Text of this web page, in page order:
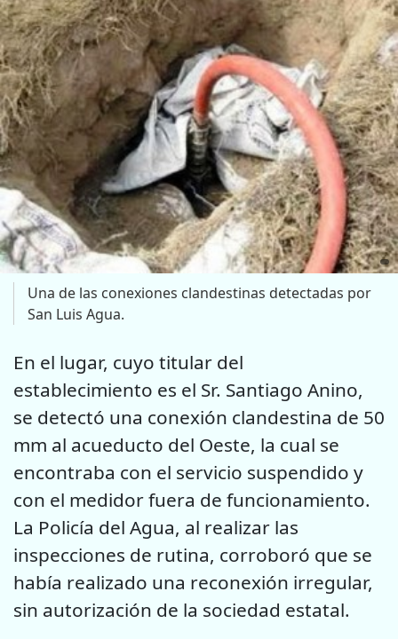
Una de las conexiones clandestinas detectadas por
San Luis Agua.
En el lugar, cuyo titular del
establecimiento es el Sr. Santiago Anino,
se detectó una conexión clandestina de 50
mm al acueducto del Oeste, la cual se
encontraba con el servicio suspendido y
con el medidor fuera de funcionamiento.
La Policía del Agua, al realizar las
inspecciones de rutina, corroboró que se
había realizado una reconexión irregular,
sin autorización de la sociedad estatal.